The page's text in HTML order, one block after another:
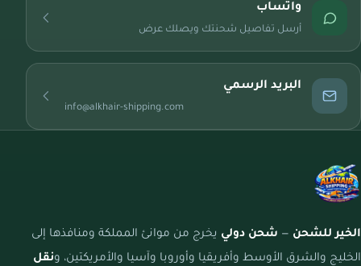
واتساب
أرسل تفاصيل شحنتك ويصلك عرض
البريد الرسمي
info@alkhair-shipping.com
الخير للشحن — شحن دولي يخرج من موانئ المملكة ومنافذها إلى
الخليج والشرق الأوسط وأفريقيا وأوروبا وآسيا والأمريكتين، ونقل